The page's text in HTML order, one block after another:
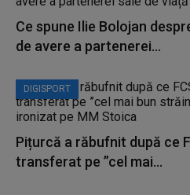
Ce spune Ilie Bolojan
de avere a partenerei...
DIGISPORT
Pițurcă a răbufnit după ce
transferat pe ”cel mai...